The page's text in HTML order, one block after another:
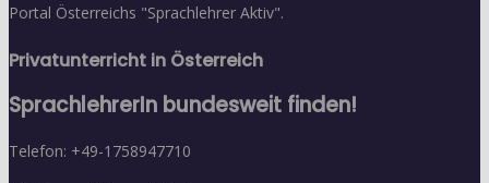
Portal Österreichs "Sprachlehrer Aktiv".
Privatunterricht in Österreich
SprachlehrerIn bundesweit finden!
Telefon: +49-1758947710